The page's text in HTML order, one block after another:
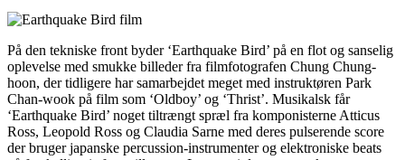
På den tekniske front byder ‘Earthquake Bird’ på en flot og sanselig
oplevelse med smukke billeder fra filmfotografen Chung Chung-
hoon, der tidligere har samarbejdet meget med instruktøren Park
Chan-wook på film som ‘Oldboy’ og ‘Thrist’. Musikalsk får
‘Earthquake Bird’ noget tiltrængt spræl fra komponisterne Atticus
Ross, Leopold Ross og Claudia Sarne med deres pulserende score
der bruger japanske percussion-instrumenter og elektroniske beats